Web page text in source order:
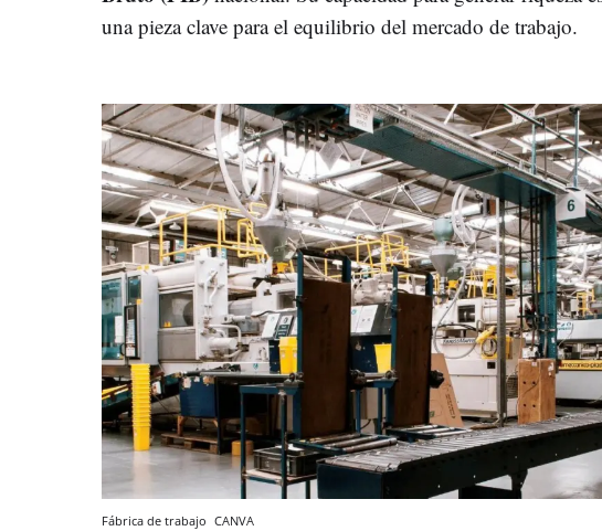
una pieza clave para el equilibrio del mercado de trabajo.
Fábrica de trabajo CANVA